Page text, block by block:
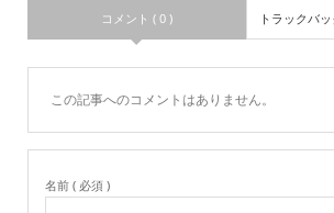
コメント ( 0 ) トラックバ
この記事へのコメントはありません。
名前 ( 必須 )